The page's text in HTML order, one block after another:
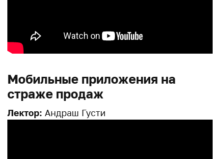
Мобильные приложения на
страже продаж
Лектор: Андраш Густи